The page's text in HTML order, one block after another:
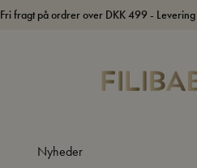
Fri fragt på ordrer over DKK 499 -
Nyheder